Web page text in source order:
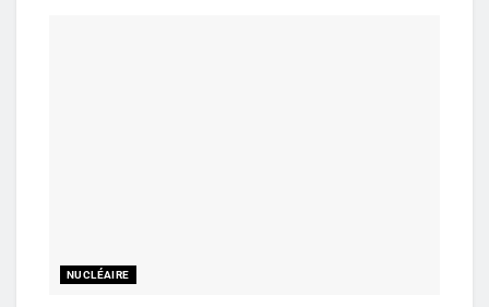
NUCLÉAIRE